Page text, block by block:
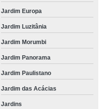
Jardim Europa
Jardim Luzitânia
Jardim Morumbi
Jardim Panorama
Jardim Paulistano
Jardim das Acácias
Jardins